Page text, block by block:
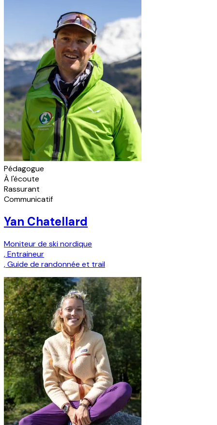
Pédagogue
À l'écoute
Rassurant
Communicatif
Yan Chatellard
Moniteur de ski nordique
,Entraineur
,Guide de randonnée et trail